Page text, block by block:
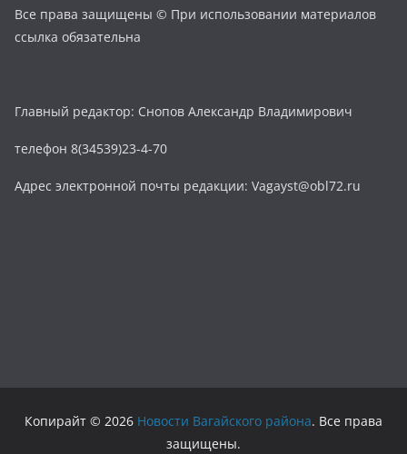
Все права защищены © При использовании материалов
ссылка обязательна
Главный редактор: Снопов Александр Владимирович
телефон 8(34539)23-4-70
Адрес электронной почты редакции: Vagayst@obl72.ru
Копирайт © 2026 Новости Вагайского района. Все права
защищены.